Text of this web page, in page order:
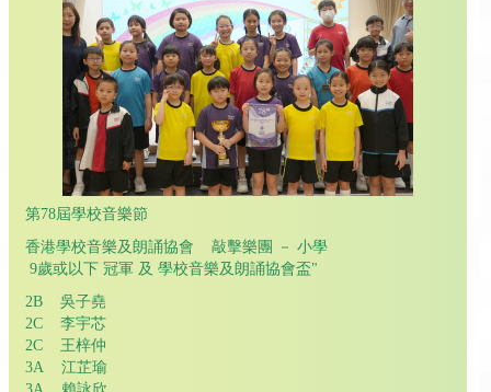
第78屆學校音樂節
香港學校音樂及朗誦協會 敲擊樂團 － 小學
9歲或以下 冠軍 及 學校音樂及朗誦協會盃"
2B 吳子堯
2C 李宇芯
2C 王梓仲
3A 江芷瑜